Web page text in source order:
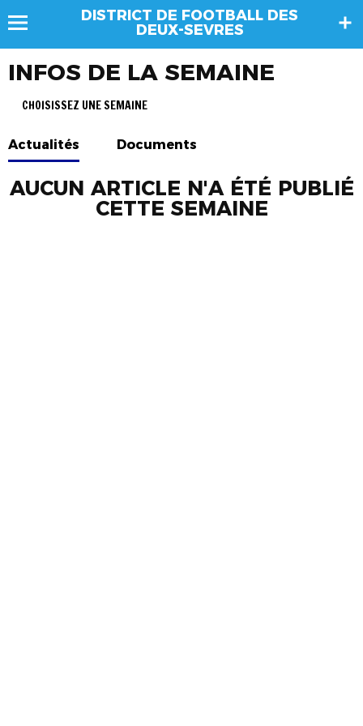
DISTRICT DE FOOTBALL DES
DEUX-SEVRES
INFOS DE LA SEMAINE
CHOISISSEZ UNE SEMAINE
Actualités Documents
AUCUN ARTICLE N'A ÉTÉ PUBLIÉ
CETTE SEMAINE